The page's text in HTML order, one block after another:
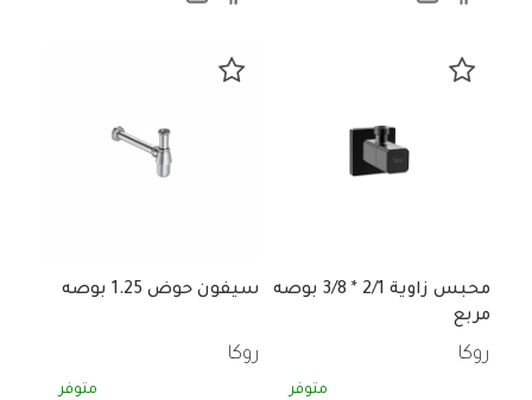
محبس زاوية 2/1 * 3/8 بوصه
مربع
روكا
متوفر
سيفون حوض 1.25 بوصه
روكا
متوفر